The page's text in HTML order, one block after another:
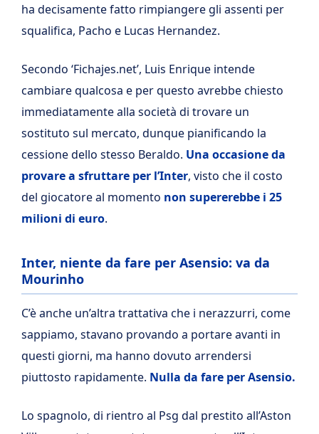
ha decisamente fatto rimpiangere gli assenti per
squalifica, Pacho e Lucas Hernandez.
Secondo ‘Fichajes.net’, Luis Enrique intende
cambiare qualcosa e per questo avrebbe chiesto
immediatamente alla società di trovare un
sostituto sul mercato, dunque pianificando la
cessione dello stesso Beraldo. Una occasione da
provare a sfruttare per l’Inter, visto che il costo
del giocatore al momento non supererebbe i 25
milioni di euro.
Inter, niente da fare per Asensio: va da
Mourinho
C’è anche un’altra trattativa che i nerazzurri, come
sappiamo, stavano provando a portare avanti in
questi giorni, ma hanno dovuto arrendersi
piuttosto rapidamente. Nulla da fare per Asensio.
Lo spagnolo, di rientro al Psg dal prestito all’Aston